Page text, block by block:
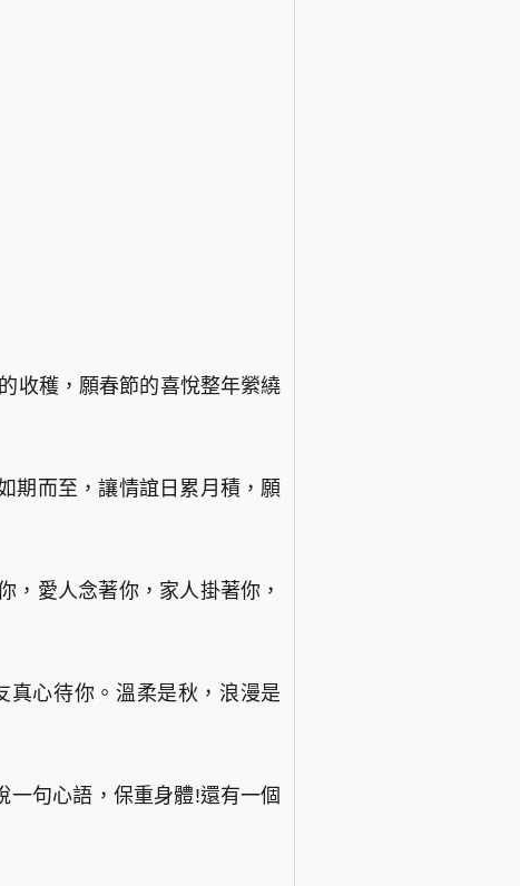
收穫，願春節的喜悅整年縈繞
期而至，讓情誼日累月積，願
，愛人念著你，家人掛著你，
真心待你。溫柔是秋，浪漫是
一句心語，保重身體!還有一個